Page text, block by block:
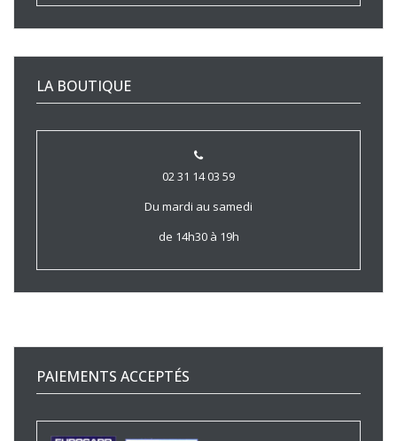
LA BOUTIQUE
02 31 14 03 59
Du mardi au samedi
de 14h30 à 19h
PAIEMENTS ACCEPTÉS